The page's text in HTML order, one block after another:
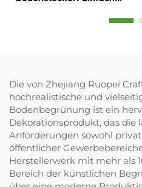
Die von Zhejiang Ruopei
hochrealistische und
Bodenbegrünung ist ein
Dekorationsprodukt, das die
Anforderungen sowohl
öffentlicher
Herstellerwerk mit mehr als
Bereich der künstlichen